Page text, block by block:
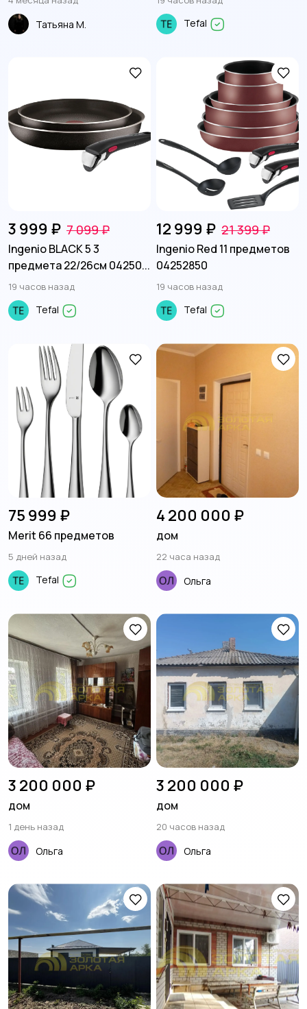
Татьяна М. Tefal
3 999 ₽ 7 099 ₽
Ingenio BLACK 5 3
предмета 22/26см 04250...
19 часов назад
Tefal
12 999 ₽ 21 399 ₽
Ingenio Red 11 предметов
04252850
19 часов назад
Tefal
75 999 ₽
Merit 66 предметов
5 дней назад
Tefal
4 200 000 ₽
дом
22 часа назад
Ольга
3 200 000 ₽
дом
1 день назад
Ольга
3 200 000 ₽
дом
20 часов назад
Ольга